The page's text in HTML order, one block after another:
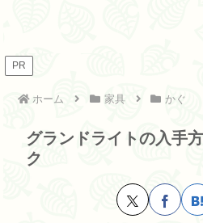
PR
ホーム 家具 かぐ
グランドライトの入手
ク